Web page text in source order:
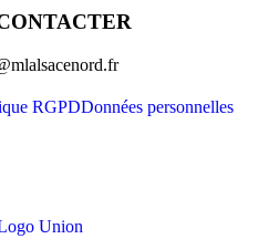
RGPDDonnées personnelles